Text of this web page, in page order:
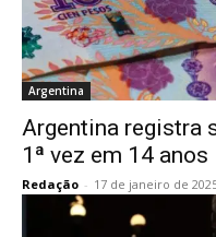
Argentina
Argentina registra
1ª vez em 14 anos
Redação - 17 de janeiro de